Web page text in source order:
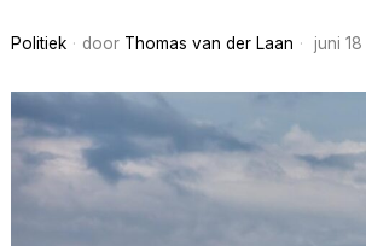
Politiek door Thomas van der Laan juni 18